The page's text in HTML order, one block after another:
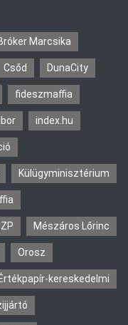
Marcsika
Csőd DunaCity
fideszmaffia
index.hu
Külügyminisztérium
Mészáros Lőrinc
Orosz
kereskedelmi